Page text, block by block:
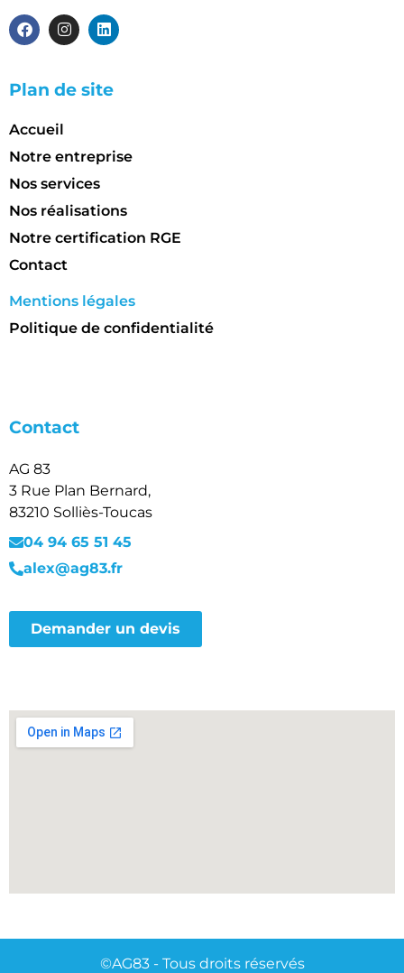
Plan de site
Accueil
Notre entreprise
Nos services
Nos réalisations
Notre certification RGE
Contact
Mentions légales
Politique de confidentialité
Contact
AG 83
3 Rue Plan Bernard,
83210 Solliès-Toucas
04 94 65 51 45
alex@ag83.fr
Demander un devis
©AG83 - Tous droits réservés